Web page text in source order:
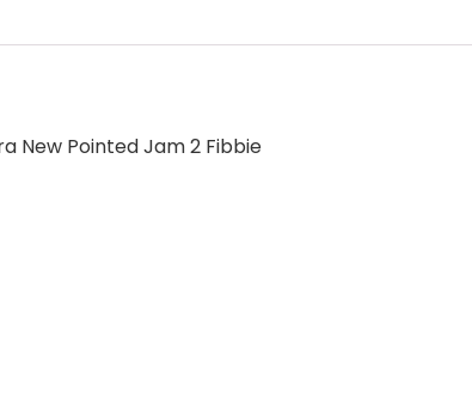
New Pointed Jam 2 Fibbie